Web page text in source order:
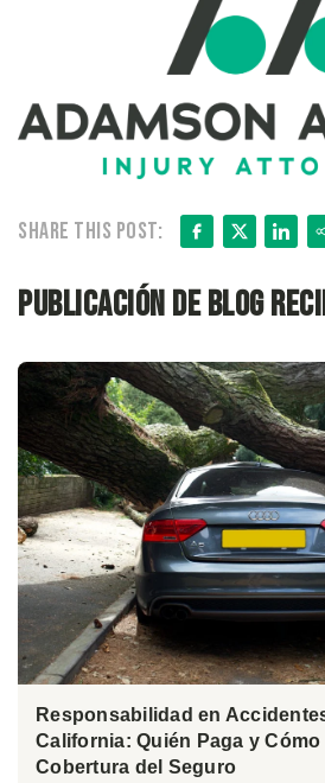
Share this post: X
Publicación de blog
Responsabilidad en
California: Quién Paga y
Cobertura del Seguro